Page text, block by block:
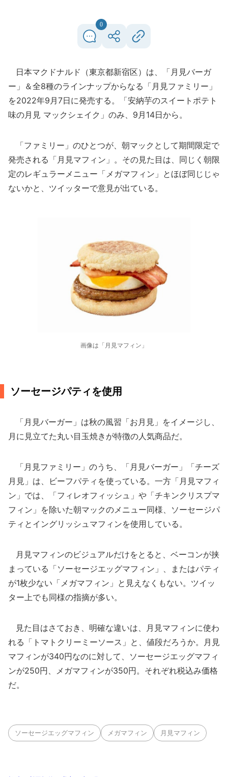
0
日本マクドナルド（東京都新宿区）は、「月見バーガ
ー」＆全8種のラインナップからなる「月見ファミリー」
を2022年9月7日に発売する。「安納芋のスイートポテト
味の月見 マックシェイク」のみ、9月14日から。
「ファミリー」のひとつが、朝マックとして期間限定で
発売される「月見マフィン」。その見た目は、同じく朝限
定のレギュラーメニュー「メガマフィン」とほぼ同じじゃ
ないかと、ツイッターで意見が出ている。
画像は「月見マフィン」
ソーセージパティを使用
「月見バーガー」は秋の風習「お月見」をイメージし、
月に見立てた丸い目玉焼きが特徴の人気商品だ。
「月見ファミリー」のうち、「月見バーガー」「チーズ
月見」は、ビーフパティを使っている。一方「月見マフィ
ン」では、「フィレオフィッシュ」や「チキンクリスプマ
フィン」を除いた朝マックのメニュー同様、ソーセージパ
ティとイングリッシュマフィンを使用している。
月見マフィンのビジュアルだけをとると、ベーコンが挟
まっている「ソーセージエッグマフィン」、またはパティ
が1枚少ない「メガマフィン」と見えなくもない。ツイッ
ター上でも同様の指摘が多い。
見た目はさておき、明確な違いは、月見マフィンに使わ
れる「トマトクリーミーソース」と、値段だろうか。月見
マフィンが340円なのに対して、ソーセージエッグマフィ
ンが250円、メガマフィンが350円。それぞれ税込み価格
だ。
ソーセージエッグマフィン メガマフィン 月見マフィン